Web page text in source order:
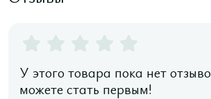
У этого товара пока нет
можете стать первым!